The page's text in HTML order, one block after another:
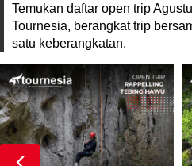
Temukan daftar open trip
Tournesia, berangkat trip
satu keberangkatan.